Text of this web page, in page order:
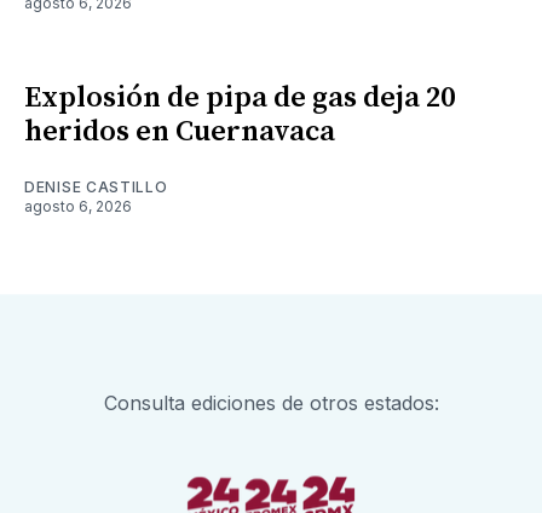
Explosión de pipa de gas deja 20
heridos en Cuernavaca
DENISE CASTILLO
agosto 6, 2026
Consulta ediciones de otros estados: